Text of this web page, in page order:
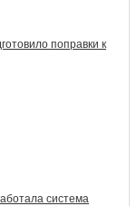
поправки к
система